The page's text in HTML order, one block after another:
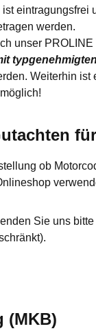
eintragungsfrei
werden.
unser
Weiterhin ist
möglich!
ob
Sie uns
(MKB)